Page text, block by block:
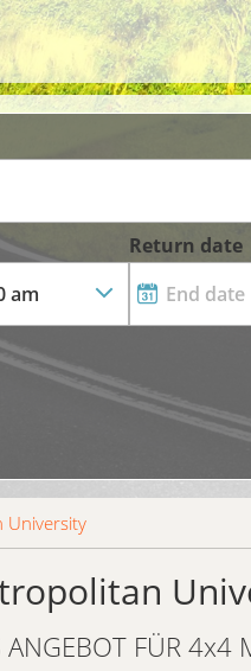
Return date
University
ANGEBOT FÜR